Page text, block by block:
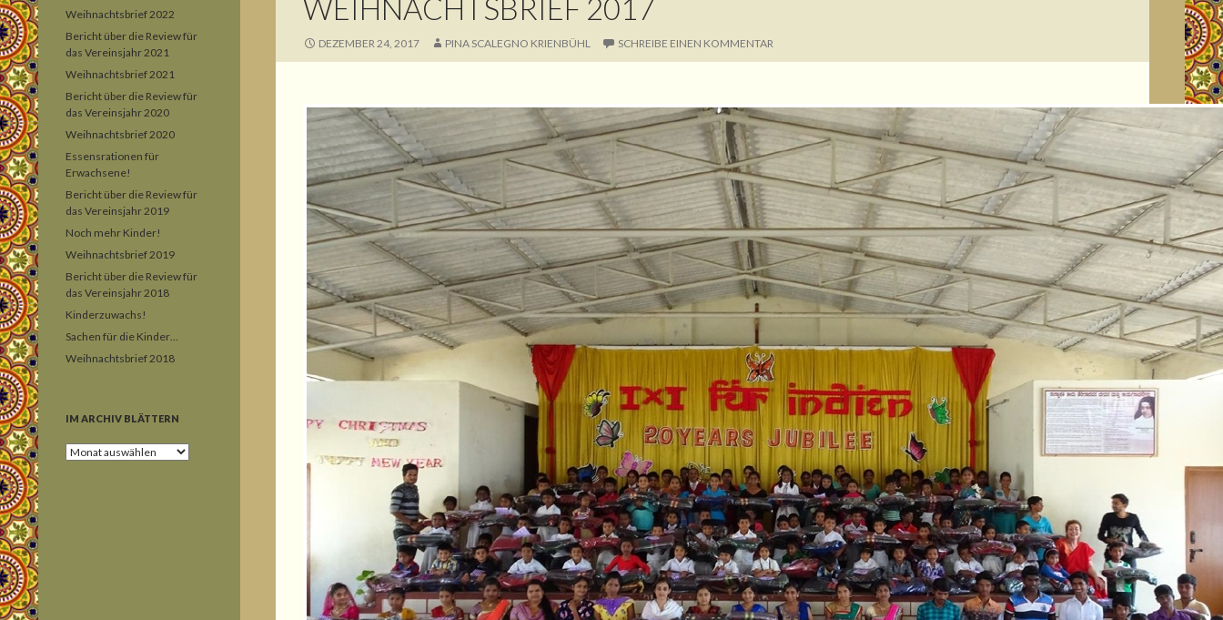
WEIHNACHTSBRIEF 2017
DEZEMBER 24, 2017 PINA SCALEGNO KRIENBÜHL SCHREIBE EINEN KOMMENTAR
Weihnachtsbrief 2022
Bericht über die Review für
das Vereinsjahr 2021
Weihnachtsbrief 2021
Bericht über die Review für
das Vereinsjahr 2020
Weihnachtsbrief 2020
Essensrationen für
Erwachsene!
Bericht über die Review für
das Vereinsjahr 2019
Noch mehr Kinder!
Weihnachtsbrief 2019
Bericht über die Review für
das Vereinsjahr 2018
Kinderzuwachs!
Sachen für die Kinder…
Weihnachtsbrief 2018
IM ARCHIV BLÄTTERN
Im